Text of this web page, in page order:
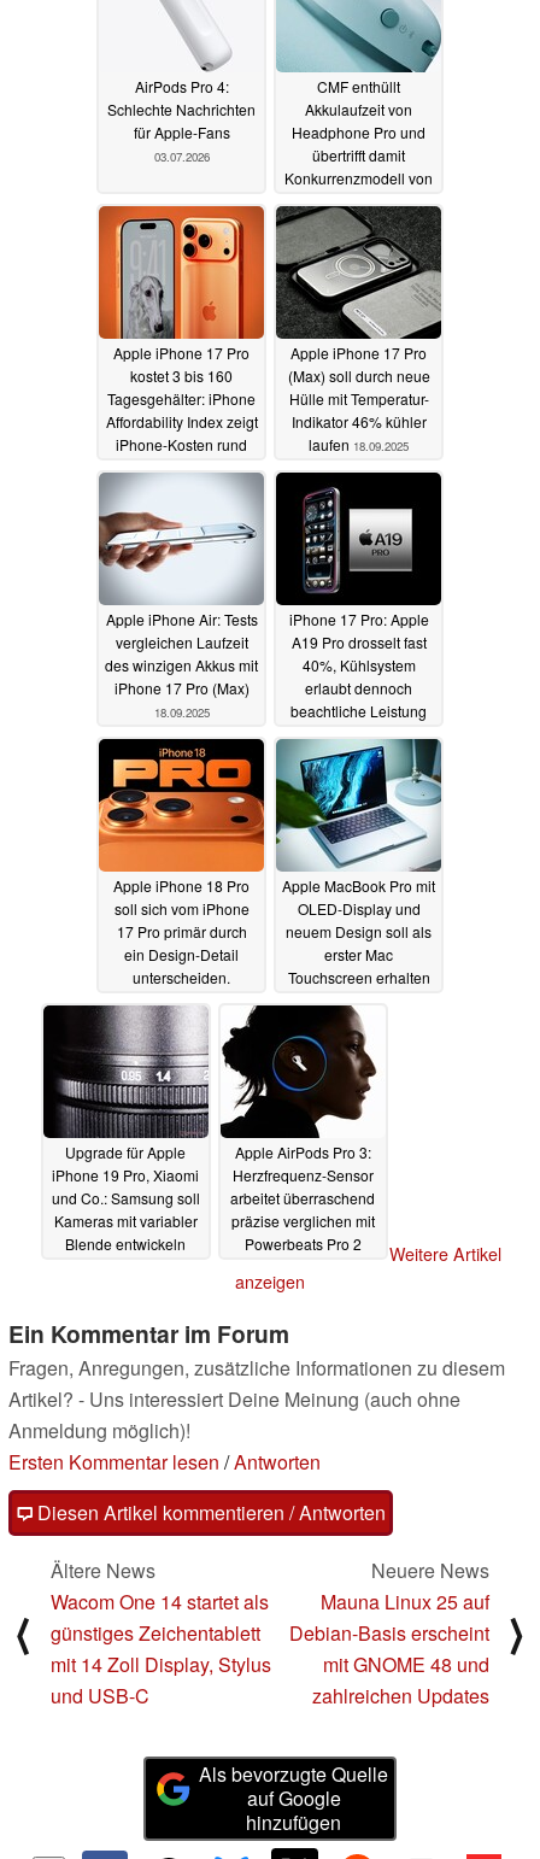
AirPods Pro 4:
Schlechte Nachrichten
für Apple-Fans
03.07.2026
CMF enthüllt
Akkulaufzeit von
Headphone Pro und
übertrifft damit
Konkurrenzmodell von
Nothing28.09.2025
Apple iPhone 17 Pro
kostet 3 bis 160
Tagesgehälter: iPhone
Affordability Index zeigt
iPhone-Kosten rund
um den Globus
Apple iPhone 17 Pro
(Max) soll durch neue
Hülle mit Temperatur-
Indikator 46% kühler
laufen 18.09.2025
Apple iPhone Air: Tests
vergleichen Laufzeit
des winzigen Akkus mit
iPhone 17 Pro (Max)
18.09.2025
iPhone 17 Pro: Apple
A19 Pro drosselt fast
40%, Kühlsystem
erlaubt dennoch
beachtliche Leistung
18.09.2025
Apple iPhone 18 Pro
soll sich vom iPhone
17 Pro primär durch
ein Design-Detail
unterscheiden.
Display-Upgrades
verschoben
17.09.2025
Apple MacBook Pro mit
OLED-Display und
neuem Design soll als
erster Mac
Touchscreen erhalten
17.09.2025
Upgrade für Apple
iPhone 19 Pro, Xiaomi
und Co.: Samsung soll
Kameras mit variabler
Blende entwickeln
Apple AirPods Pro 3:
Herzfrequenz-Sensor
arbeitet überraschend
präzise verglichen mit
Powerbeats Pro 2
Weitere Artikel
anzeigen
Ein Kommentar im Forum
Fragen, Anregungen, zusätzliche Informationen zu diesem
Artikel? - Uns interessiert Deine Meinung (auch ohne
Anmeldung möglich)!
Ersten Kommentar lesen /Antworten
Diesen Artikel kommentieren / Antworten
⟨
Ältere News
Wacom One 14 startet als
günstiges Zeichentablett
mit 14 Zoll Display, Stylus
und USB-C
Neuere News
Mauna Linux 25 auf
Debian-Basis erscheint
mit GNOME 48 und
zahlreichen Updates
⟩
Als bevorzugte Quelle
auf Google
hinzufügen